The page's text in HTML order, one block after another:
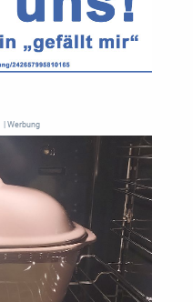
| Werbung